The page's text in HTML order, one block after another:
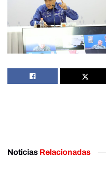
Noticias Relacionadas